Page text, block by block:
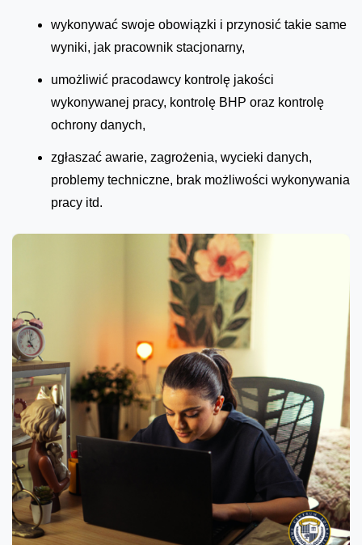
wykonywać swoje obowiązki i przynosić takie same
wyniki, jak pracownik stacjonarny,
umożliwić pracodawcy kontrolę jakości
wykonywanej pracy, kontrolę BHP oraz kontrolę
ochrony danych,
zgłaszać awarie, zagrożenia, wycieki danych,
problemy techniczne, brak możliwości wykonywania
pracy itd.